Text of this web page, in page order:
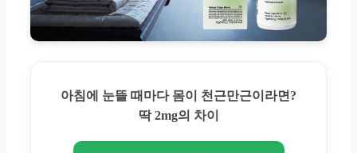
아침에 눈뜰 때마다 몸이 천근만근이라면?
딱 2mg의 차이